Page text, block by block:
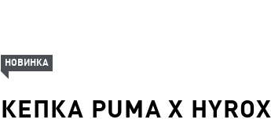
КЕПКА PUMA X HYROX
НОВИНКА